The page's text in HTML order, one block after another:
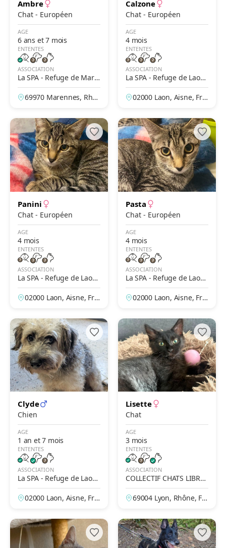
Ambre
Chat - Européen
AGE
6 ans et 7 mois
ENTENTES
ASSOCIATION
La SPA - Refuge de Mare
nnes – Lyon
69970 Marennes, Rhô
Calzone
Chat - Européen
AGE
4 mois
ENTENTES
ASSOCIATION
La SPA - Refuge de Laon
– Des Prés de Longuevall
e 02000 Laon, Aisne, Fra
Panini
Chat - Européen
AGE
4 mois
ENTENTES
ASSOCIATION
La SPA - Refuge de Laon
– Des Prés de Longuevall
e 02000 Laon, Aisne, Fra
Pasta
Chat - Européen
AGE
4 mois
ENTENTES
ASSOCIATION
La SPA - Refuge de Laon
– Des Prés de Longuevall
e 02000 Laon, Aisne, Fra
Clyde
Chien
AGE
1 an et 7 mois
ENTENTES
ASSOCIATION
La SPA - Refuge de Laon
– Des Prés de Longuevall
e 02000 Laon, Aisne, Fra
Lisette
Chat
AGE
3 mois
ENTENTES
ASSOCIATION
COLLECTIF CHATS LIBRES
CITOYENS DE SAINT PRI
EST69004 Lyon, Rhône, Fr